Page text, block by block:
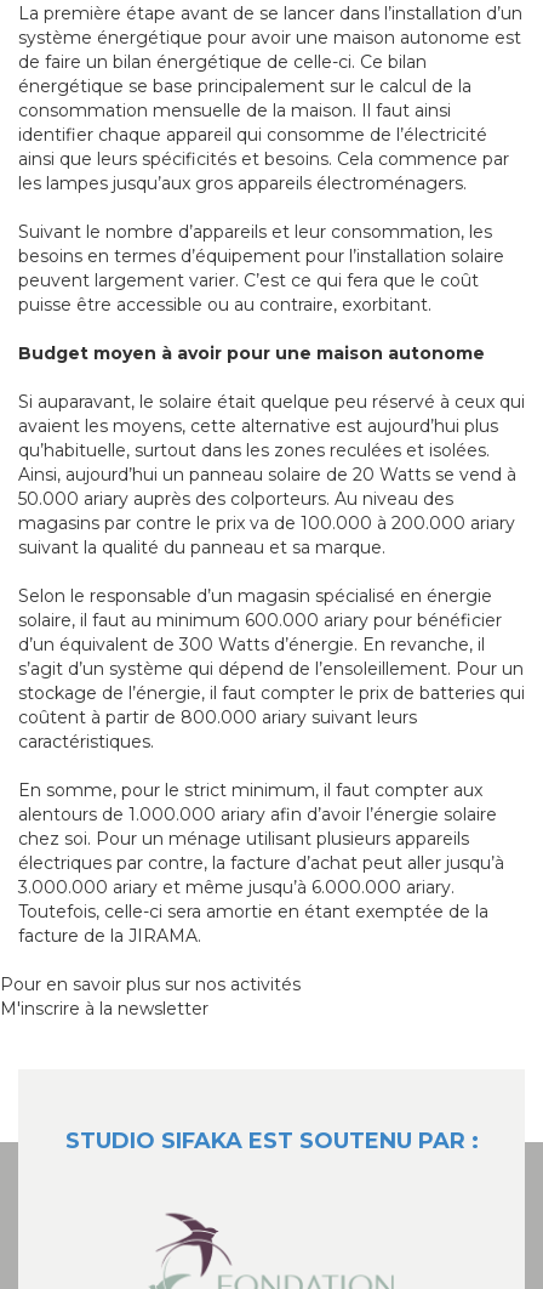
La première étape avant de se lancer dans l’installation d’un
système énergétique pour avoir une maison autonome est
de faire un bilan énergétique de celle-ci. Ce bilan
énergétique se base principalement sur le calcul de la
consommation mensuelle de la maison. Il faut ainsi
identifier chaque appareil qui consomme de l’électricité
ainsi que leurs spécificités et besoins. Cela commence par
les lampes jusqu’aux gros appareils électroménagers.
Suivant le nombre d’appareils et leur consommation, les
besoins en termes d’équipement pour l’installation solaire
peuvent largement varier. C’est ce qui fera que le coût
puisse être accessible ou au contraire, exorbitant.
Budget moyen à avoir pour une maison autonome
Si auparavant, le solaire était quelque peu réservé à ceux qui
avaient les moyens, cette alternative est aujourd’hui plus
qu’habituelle, surtout dans les zones reculées et isolées.
Ainsi, aujourd’hui un panneau solaire de 20 Watts se vend à
50.000 ariary auprès des colporteurs. Au niveau des
magasins par contre le prix va de 100.000 à 200.000 ariary
suivant la qualité du panneau et sa marque.
Selon le responsable d’un magasin spécialisé en énergie
solaire, il faut au minimum 600.000 ariary pour bénéficier
d’un équivalent de 300 Watts d’énergie. En revanche, il
s’agit d’un système qui dépend de l’ensoleillement. Pour un
stockage de l’énergie, il faut compter le prix de batteries qui
coûtent à partir de 800.000 ariary suivant leurs
caractéristiques.
En somme, pour le strict minimum, il faut compter aux
alentours de 1.000.000 ariary afin d’avoir l’énergie solaire
chez soi. Pour un ménage utilisant plusieurs appareils
électriques par contre, la facture d’achat peut aller jusqu’à
3.000.000 ariary et même jusqu’à 6.000.000 ariary.
Toutefois, celle-ci sera amortie en étant exemptée de la
facture de la JIRAMA.
Pour en savoir plus sur nos activités
M'inscrire à la newsletter
STUDIO SIFAKA EST SOUTENU PAR :